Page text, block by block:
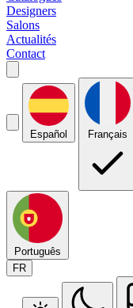
Designers
Salons
Actualités
Contact
Español Français
Português
FR